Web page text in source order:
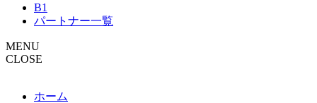
B1
パートナー一覧
MENU
CLOSE
ホーム